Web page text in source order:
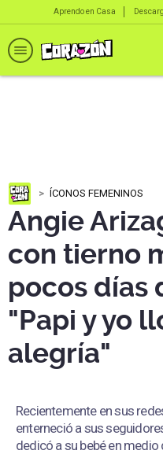
Aprendo en Casa
ÍCONOS FEMENINOS
Angie
con tierno
pocos días
"Papi y yo
alegría"
Recientemente en sus
enterneció a sus
dedicó a su bebé en